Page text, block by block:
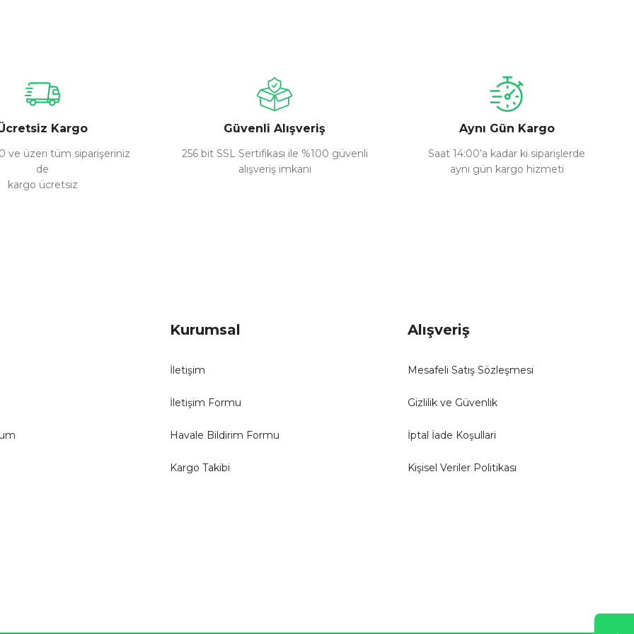
Kargo
ve üzeri tüm siparişeriniz
de
kargo ücretsiz
Güvenli Alışveriş
256 bit SSL Sertifikası ile %100 güvenli
alışveriş imkanı
Aynı Gün Kargo
Saat 14:00’a kadar ki siparişlerde
aynı gün kargo hizmeti
Kurumsal
İletişim
İletişim Formu
Havale Bildirim Formu
Kargo Takibi
Alışveriş
Mesafeli Satış Sözleşmesi
Gizlilik ve Güvenlik
İptal İade Koşullari
Kişisel Veriler Politikası